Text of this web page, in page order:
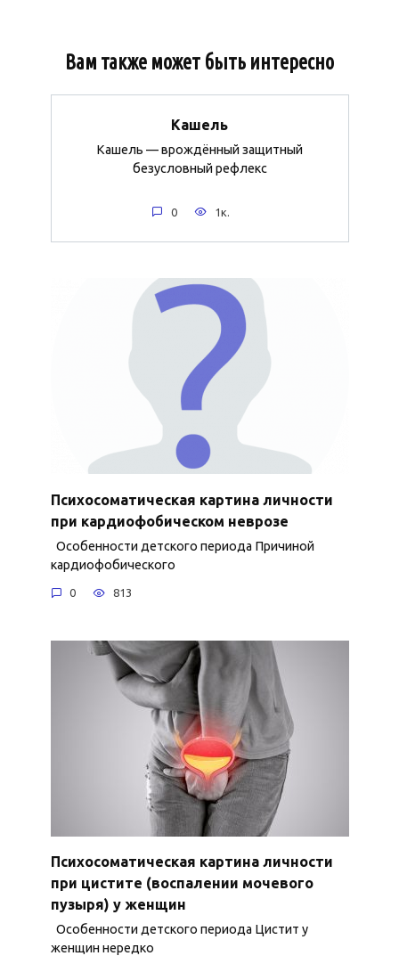
Вам также может быть интересно
Кашель
Кашель — врождённый защитный
безусловный рефлекс
0 1к.
Психосоматическая картина личности
при кардиофобическом неврозе
Особенности детского периода Причиной
кардиофобического
0 813
Психосоматическая картина личности
при цистите (воспалении мочевого
пузыря) у женщин
Особенности детского периода Цистит у
женщин нередко